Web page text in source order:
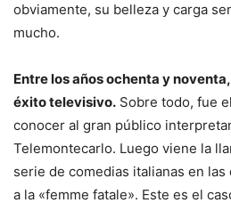
obviamente, su belleza y carga
mucho.
Entre los años ochenta y
éxito televisivo. Sobre todo, fue
conocer al gran público
Telemontecarlo. Luego viene la
serie de comedias italianas en
a la «femme fatale». Este es el